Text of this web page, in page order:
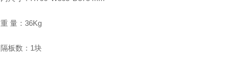
重 量：36Kg
隔板数：1块